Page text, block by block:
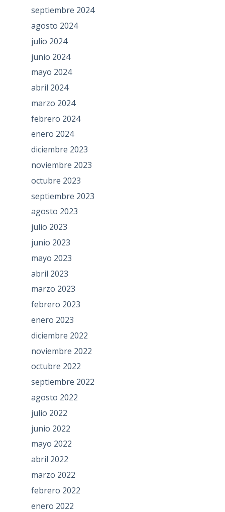
septiembre 2024
agosto 2024
julio 2024
junio 2024
mayo 2024
abril 2024
marzo 2024
febrero 2024
enero 2024
diciembre 2023
noviembre 2023
octubre 2023
septiembre 2023
agosto 2023
julio 2023
junio 2023
mayo 2023
abril 2023
marzo 2023
febrero 2023
enero 2023
diciembre 2022
noviembre 2022
octubre 2022
septiembre 2022
agosto 2022
julio 2022
junio 2022
mayo 2022
abril 2022
marzo 2022
febrero 2022
enero 2022